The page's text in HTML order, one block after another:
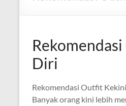
Diri
Rekomendasi Outfit
Banyak orang kini lebih